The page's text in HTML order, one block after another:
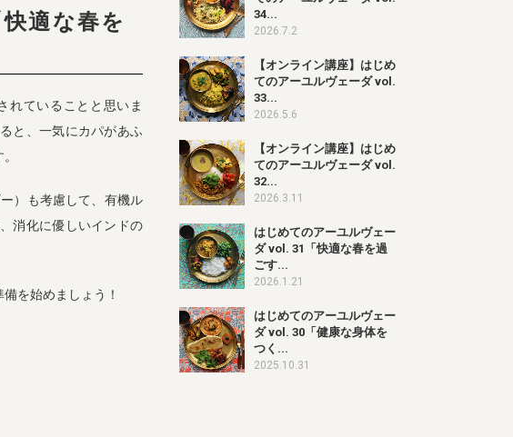
適な春を
れていることと思いま
と、一気にカパがあふ
）も考慮して、有機ル
消化に優しいインドの
を始めましょう！
34...
2026.7.2
【オンライン講座】はじめ
てのアーユルヴェーダ vol.
33...
2026.5.6
【オンライン講座】はじめ
てのアーユルヴェーダ vol.
32...
2026.3.11
はじめてのアーユルヴェー
ダ vol. 31「快適な春を過
ごす...
2026.1.21
はじめてのアーユルヴェー
ダ vol. 30「健康な身体を
つく...
2025.10.31